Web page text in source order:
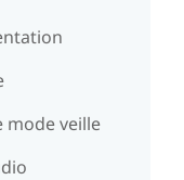
mode veille